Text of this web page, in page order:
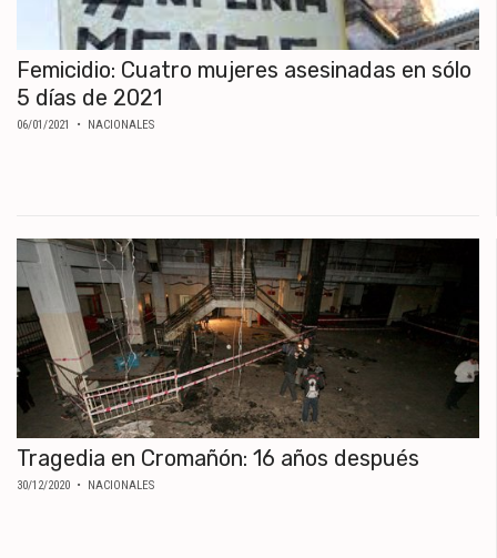
Femicidio: Cuatro mujeres asesinadas en sólo
5 días de 2021
06/01/2021 • NACIONALES
Tragedia en Cromañón: 16 años después
30/12/2020 • NACIONALES